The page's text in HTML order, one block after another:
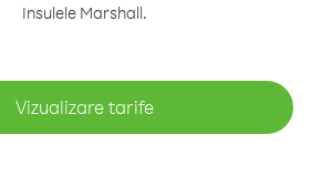
Insulele Marshall.
Vizualizare tarife